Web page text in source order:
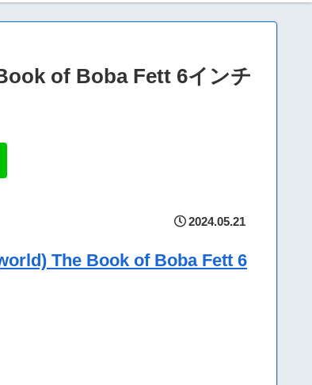
of Boba Fett 6インチ
2024.05.21
The Book of Boba Fett 6